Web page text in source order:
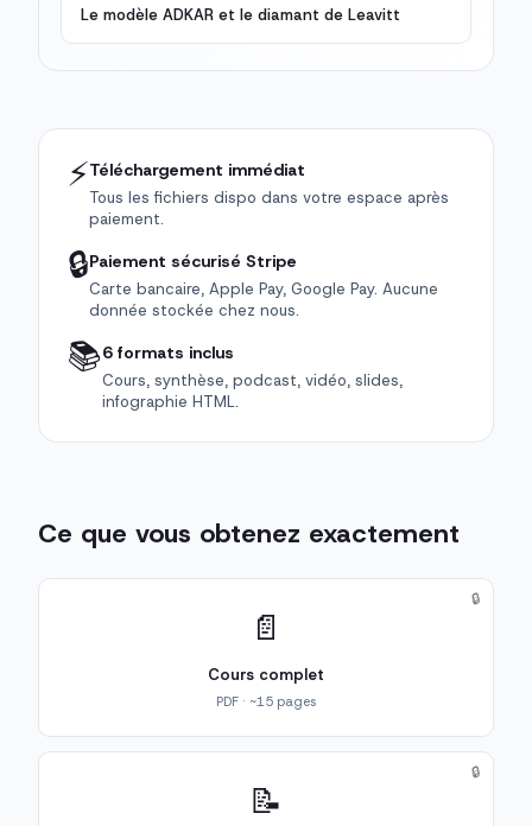
Le modèle ADKAR et le diamant de Leavitt
⚡Téléchargement immédiat
Tous les fichiers dispo dans votre espace après
paiement.
🔒Paiement sécurisé Stripe
Carte bancaire, Apple Pay, Google Pay. Aucune
donnée stockée chez nous.
📚6 formats inclus
Cours, synthèse, podcast, vidéo, slides,
infographie HTML.
Ce que vous obtenez exactement
📄
Cours complet
PDF · ~15 pages
🔒
📝
🔒